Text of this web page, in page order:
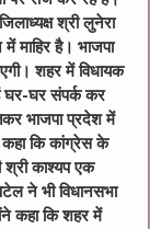
श्री लुनेरा
में माहिर है। भाजपा
शहर में विधायक
घर-घर संपर्क कर
भाजपा प्रदेश में
कहा कि कांग्रेस के
श्री काश्यप एक
ने भी विधानसभा
कहा कि शहर में